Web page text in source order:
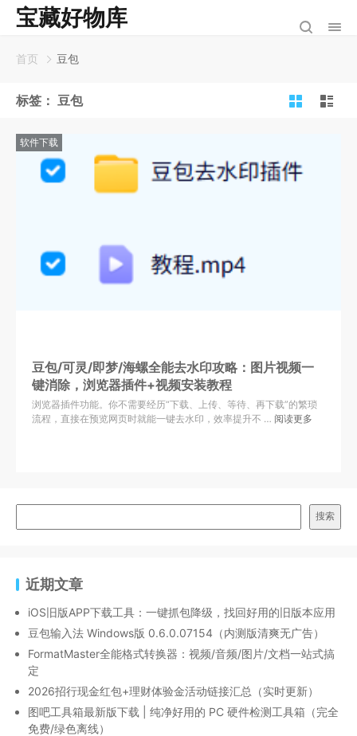
宝藏好物库
首页 豆包
标签： 豆包
软件下载
豆包/可灵/即梦/海螺全能去水印攻略：图片视频一
键消除，浏览器插件+视频安装教程
浏览器插件功能。你不需要经历“下载、上传、等待、再下载”的繁琐
流程，直接在预览网页时就能一键去水印，效率提升不 … 阅读更多
搜索
近期文章
iOS旧版APP下载工具：一键抓包降级，找回好用的旧版本应用
豆包输入法 Windows版 0.6.0.07154（内测版清爽无广告）
FormatMaster全能格式转换器：视频/音频/图片/文档一站式搞
定
2026招行现金红包+理财体验金活动链接汇总（实时更新）
图吧工具箱最新版下载 | 纯净好用的 PC 硬件检测工具箱（完全
免费/绿色离线）